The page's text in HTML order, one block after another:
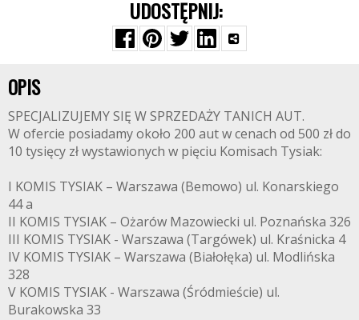
UDOSTĘPNIJ:
OPIS
SPECJALIZUJEMY SIĘ W SPRZEDAŻY TANICH AUT.
W ofercie posiadamy około 200 aut w cenach od 500 zł do
10 tysięcy zł wystawionych w pięciu Komisach Tysiak:
I KOMIS TYSIAK – Warszawa (Bemowo) ul. Konarskiego
44 a
II KOMIS TYSIAK – Ożarów Mazowiecki ul. Poznańska 326
III KOMIS TYSIAK - Warszawa (Targówek) ul. Kraśnicka 4
IV KOMIS TYSIAK – Warszawa (Białołęka) ul. Modlińska
328
V KOMIS TYSIAK - Warszawa (Śródmieście) ul.
Burakowska 33